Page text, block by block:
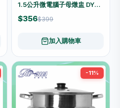
1.5公升微電腦子母燉盅 DYG-
16B
$356$399
加入購物車
-11%